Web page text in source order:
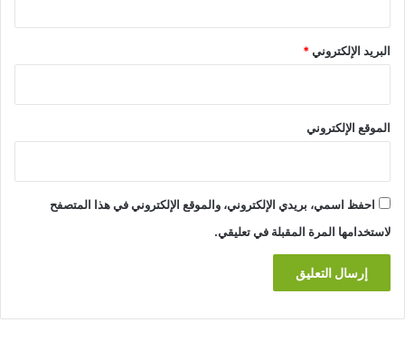
البريد الإلكتروني*
الموقع الإلكتروني
احفظ اسمي، بريدي الإلكتروني، والموقع الإلكتروني في هذا المتصفح
لاستخدامها المرة المقبلة في تعليقي.